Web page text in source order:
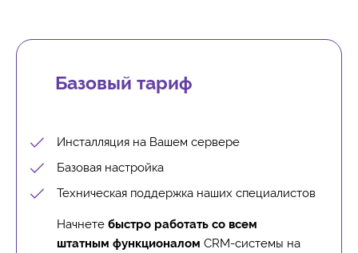
Базовый тариф
Инсталляция на Вашем сервере
Базовая настройка
Техническая поддержка наших специалистов
Начнете быстро работать со всем
штатным функционалом CRM-системы на